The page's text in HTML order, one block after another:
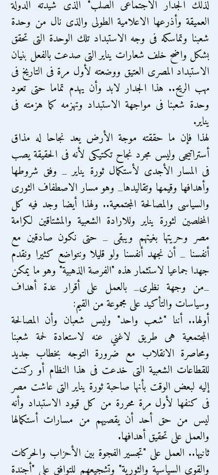
لذلك الجدار الاجتماعى الصلب" الذى شيدته الدولة
العميقة وأذرعها الاعلامية الطولى والذى نال من وحدة
شعبنا وتماسكه فى وجه الاستبداد تلك الوحدة التى تحقق
بشكل واضح خلف شعارات يناير التى صدعت بالفعل بنيان
الاستبداد المصرى العتيق ووضعته لأول مرة فى التاريخ فى
مهب الريح.. هذا الجدار لابد وأن يهدم تماما حتى تعود
وحدة شعبنا فى مواجهة الاستبداد وتهزمه كما هزمته فى
يناير.
لهذا فإن ما حققته موجة الأرض يعد نجاحا له مذاق
أستراتيجى وليس مجرد نجاح تكتيكى لأنه فى الحقيقة يصب
فى المسار الأجدى لأستكمال ثورة يناير _ وفق شروطها
وأهدافها وقيمها وتقاليدها_ وهو مسار الاصطفاف الثورى
والسياسى والمصالحة المجتمعية.. ولهذا أيضا وجد فيه كل
المخلصين لثورة يناير وللارادة الشعبية والمشتاقين لكرامة
مصر وحريتها بغيتهم ويبقى _ حتى نكون صادقين مع
أنفسنا _ أن نجهد أنفسنا ولو قليلا ونتواضع كثيرا ونقدم
جهدا جماعيا لاستثمار هذه "الفرصة الذهبية" وهو ما يمكن
_من وجهة نظرى_ بالعمل على أقرار عدة أهداف
وسياسات والتأكيد على مجموعة من القيم:
أولها.. أننا "شعب واحد" وليس شعبان وأن المصالحة
المجتمعية هى طريق لاغني عنه لاستعادة لحمة شعبنا
ومحاصرة الانقلاب مع ضرورة التوجه بخطاب جديد
للقطاعات الشعبية التى خدعت فى هذا النظام أو ركنت
إليه لبعض الوقت بأنها صاحبة ثورة يناير التى عاشت مصر
فى كنفها لأول مرة محررة من كل قيود الاستبداد وأنه
ليس من حق أحد أن يقصيهم من مسارات أستكمالها
والعمل على تحقيق أهدافها.
ثانيها.. العمل على "تجسير الفجوة بين الأحزاب والحركات
والقوى السياسية والثورية" وتشجيعهم للتوافق على "أجندة